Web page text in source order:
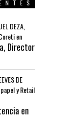
DEZA,
en
Director
DE
y Retail
en